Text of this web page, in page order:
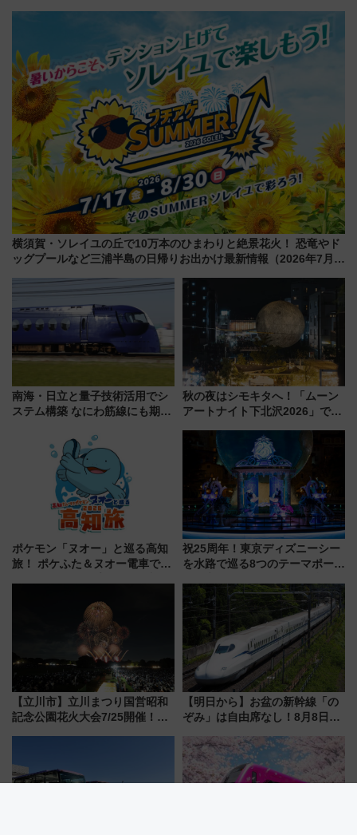
貢献するだけでなく、全線区で
活躍するための仕組みも
横須賀・ソレイユの丘で10万本のひまわりと絶景花火！ 恐竜やド
ッグプールなど三浦半島の日帰りお出かけ最新情報（2026年7月
南海・日立と量子技術活用でシ
ステム構築 なにわ筋線にも期待
秋の夜はシモキタへ！「ムーン
アートナイト下北沢2026」でイ
を満喫しよう
ポケモン「ヌオー」と巡る高知
旅！ ポケふた＆ヌオー電車で楽
（7月18日スタート）
祝25周年！東京ディズニーシー
を水路で巡る8つのテーマポート
【立川市】立川まつり国営昭和
記念公園花火大会7/25開催！
【明日から】お盆の新幹線「の
ぞみ」は自由席なし！8月8日午
せば空きが見つかることも 混
雑避ける「空席」探しのコツ